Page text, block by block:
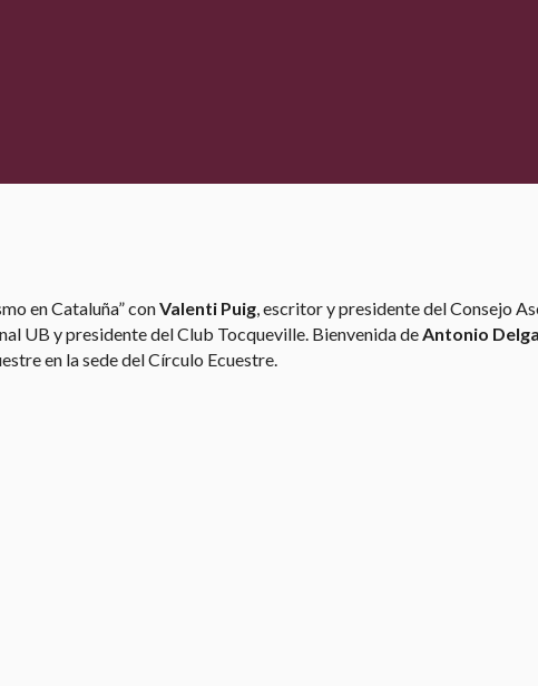
en Cataluña” conValenti Puig, escritor y presidente del Consejo
UB y presidente del Club Tocqueville. Bienvenida deAntonio
en la sede del Círculo Ecuestre.